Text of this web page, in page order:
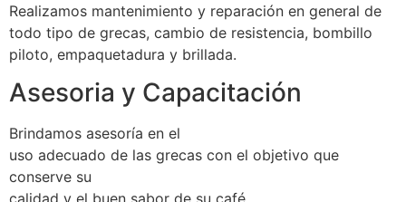
Realizamos mantenimiento y reparación en general de
todo tipo de grecas, cambio de resistencia, bombillo
piloto, empaquetadura y brillada.
Asesoria y Capacitación
Brindamos asesoría en el
uso adecuado de las grecas con el objetivo que
conserve su